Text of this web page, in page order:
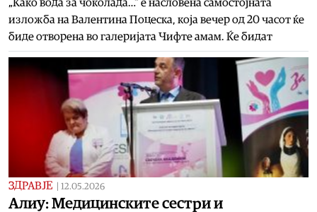
„Како вода за чоколада…“ е насловена самостојната
изложба на Валентина Поцеска, која вечер од 20 часот ќе
биде отворена во галеријата Чифте амам. Ќе бидат
ЗДРАВЈЕ 12.05.2026
Алиу: Медицинските сестри и